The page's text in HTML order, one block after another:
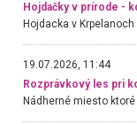
Hojdačky v prírode -
19.07.2026, 11:44
Rozprávkový les pri